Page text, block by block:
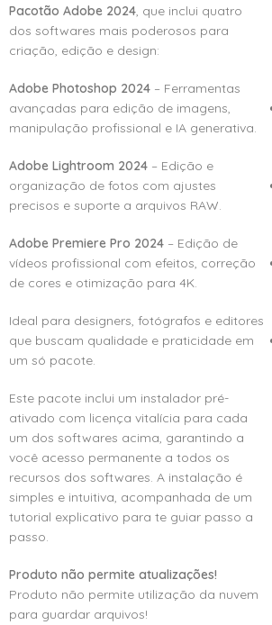
Pacotão Adobe 2024, que inclui quatro
dos softwares mais poderosos para
criação, edição e design:
Adobe Photoshop 2024 – Ferramentas
avançadas para edição de imagens,
manipulação profissional e IA generativa.
Adobe Lightroom 2024 – Edição e
organização de fotos com ajustes
precisos e suporte a arquivos RAW.
Adobe Premiere Pro 2024 – Edição de
vídeos profissional com efeitos, correção
de cores e otimização para 4K.
Ideal para designers, fotógrafos e editores
que buscam qualidade e praticidade em
um só pacote.
Este pacote inclui um instalador pré-
ativado com licença vitalícia para cada
um dos softwares acima, garantindo a
você acesso permanente a todos os
recursos dos softwares. A instalação é
simples e intuitiva, acompanhada de um
tutorial explicativo para te guiar passo a
passo.
Produto não permite atualizações!
Produto não permite utilização da nuvem
para guardar arquivos!